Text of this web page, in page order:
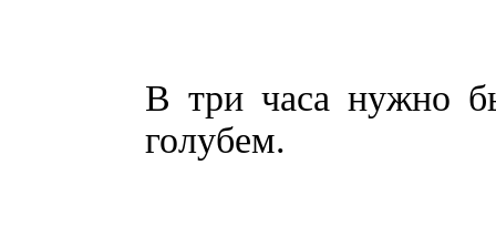
В три часа нужно
голубем.